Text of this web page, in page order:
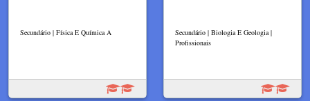
Secundário | Física E Química A
Secundário | Biologia E Geologia |
Profissionais